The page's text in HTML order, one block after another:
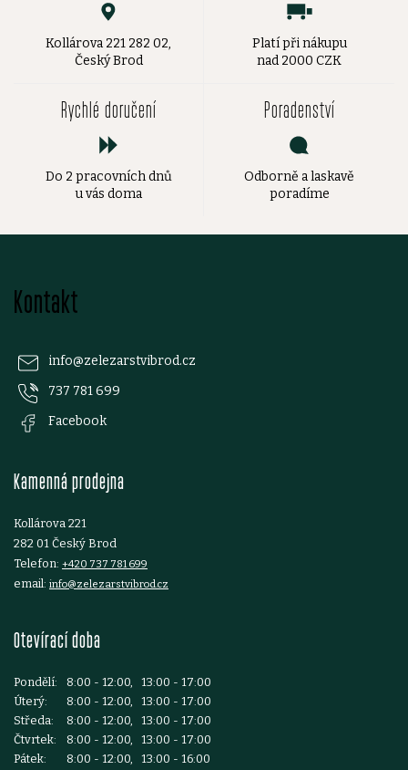
Kollárova 221 282 02,
Český Brod
Platí při nákupu
nad 2000 CZK
Rychlé doručení
Do 2 pracovních dnů
u vás doma
Poradenství
Odborně a laskavě
poradíme
Kontakt
info@zelezarstvibrod.cz
737 781 699
Facebook
Kamenná prodejna
Kollárova 221
282 01 Český Brod
Telefon: +420 737 781 699
email: info@zelezarstvibrod.cz
Otevírací doba
Pondělí:
8:00 - 12:00, 13:00 - 17:00
Úterý:
8:00 - 12:00, 13:00 - 17:00
Středa:
8:00 - 12:00, 13:00 - 17:00
Čtvrtek:
8:00 - 12:00, 13:00 - 17:00
Pátek:
8:00 - 12:00, 13:00 - 16:00